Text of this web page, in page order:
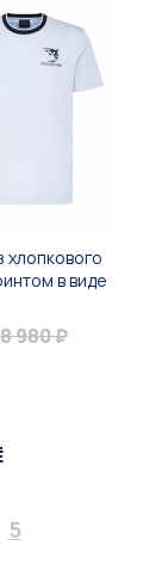
хлопкового
в виде
980 ₽
5